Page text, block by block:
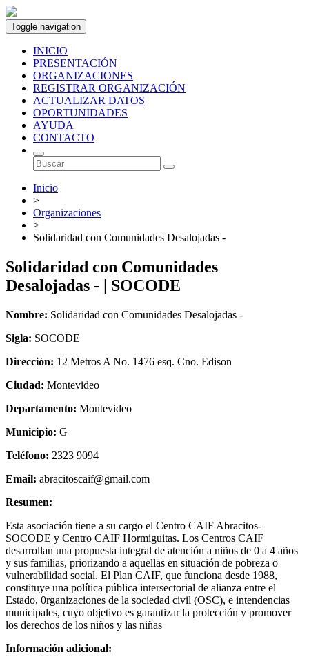
Toggle navigation
INICIO
PRESENTACIÓN
ORGANIZACIONES
REGISTRAR ORGANIZACIÓN
ACTUALIZAR DATOS
OPORTUNIDADES
AYUDA
CONTACTO
Inicio
>
Organizaciones
>
Solidaridad con Comunidades Desalojadas -
Solidaridad con Comunidades
Desalojadas - | SOCODE
Nombre: Solidaridad con Comunidades Desalojadas -
Sigla: SOCODE
Dirección: 12 Metros A No. 1476 esq. Cno. Edison
Ciudad: Montevideo
Departamento: Montevideo
Municipio: G
Teléfono: 2323 9094
Email: abracitoscaif@gmail.com
Resumen:
Esta asociación tiene a su cargo el Centro CAIF Abracitos-
SOCODE y Centro CAIF Hormiguitas. Los Centros CAIF
desarrollan una propuesta integral de atención a niños de 0 a 4 años
y sus familias, priorizando a aquellas en situación de pobreza o
vulnerabilidad social. El Plan CAIF, que funciona desde 1988,
constituye una política pública intersectorial de alianza entre el
Estado, 0rganizaciones de la sociedad civil (OSC), e intendencias
municipales, cuyo objetivo es garantizar la protección y promover
los derechos de los niños y las niñas
Información adicional: